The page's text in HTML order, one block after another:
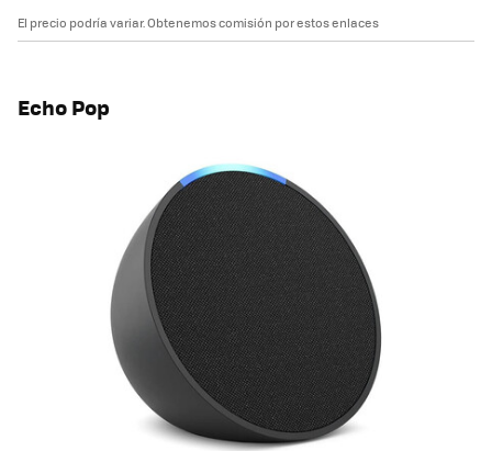
El precio podría variar. Obtenemos comisión por estos enlaces
Echo Pop